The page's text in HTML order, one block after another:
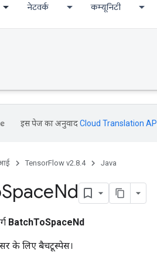
नेटवर्क कम्यूनिटी
इस पेज का अनुवादCloud Translation API
TensorFlow v2.8.4 Java
SpaceNd
BatchToSpaceNd
के लिए बैचटूस्पेस।